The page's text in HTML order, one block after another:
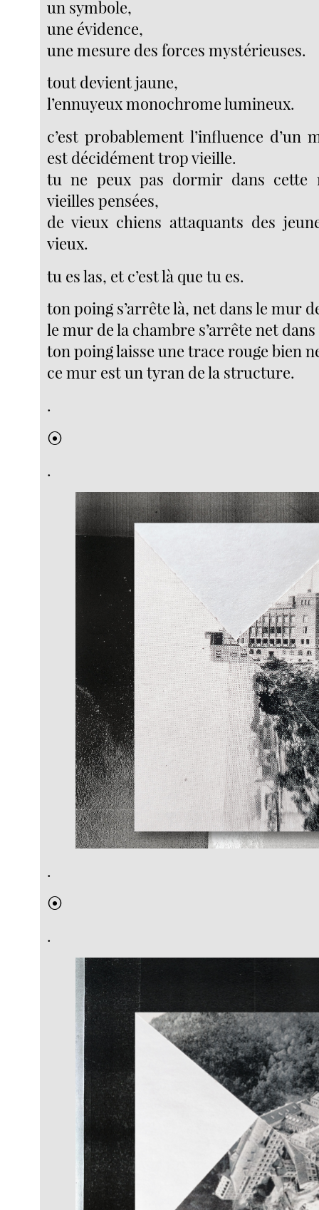
un symbole,
une évidence,
une mesure des forces mystérieuses.
tout devient jaune,
l’ennuyeux monochrome lumineux.
c’est probablement l’influence d’un
est décidément trop vieille.
tu ne peux pas dormir dans cette
vieilles pensées,
de vieux chiens attaquants des
vieux.
tu es las, et c’est là que tu es.
ton poing s’arrête là, net dans le mur
le mur de la chambre s’arrête net
ton poing laisse une trace rouge bien
ce mur est un tyran de la structure.
.
⦿
.
.
⦿
.